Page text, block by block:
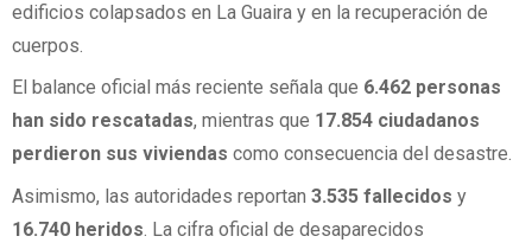
edificios colapsados en La Guaira y en la recuperación de
cuerpos.
El balance oficial más reciente señala que 6.462 personas
han sido rescatadas, mientras que 17.854 ciudadanos
perdieron sus viviendas como consecuencia del desastre.
Asimismo, las autoridades reportan 3.535 fallecidos y
16.740 heridos . La cifra oficial de desaparecidos